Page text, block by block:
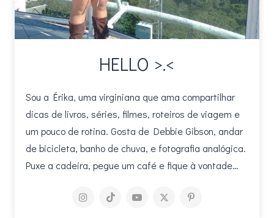
HELLO >.<
Sou a Érika, uma virginiana que ama compartilhar
dicas de livros, séries, filmes, roteiros de viagem e
um pouco de rotina. Gosta de Debbie Gibson, andar
de bicicleta, banho de chuva, e fotografia analógica.
Puxe a cadeira, pegue um café e fique à vontade…